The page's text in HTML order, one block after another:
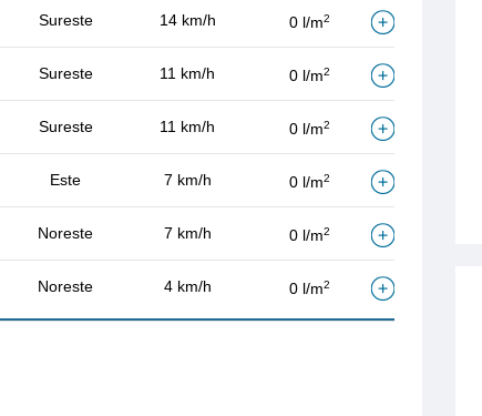
Sureste 14 km/h 0 l/m2
Sureste 11 km/h 0 l/m2
Sureste 11 km/h 0 l/m2
Este 7 km/h 0 l/m2
Noreste 7 km/h 0 l/m2
Noreste 4 km/h 0 l/m2